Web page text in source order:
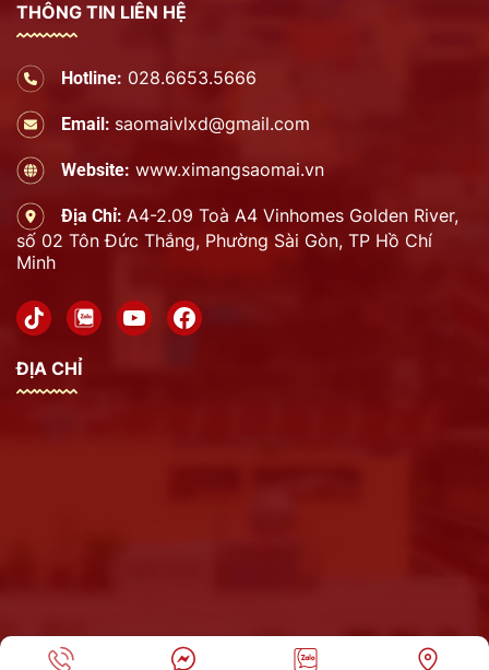
THÔNG TIN LIÊN HỆ
Hotline: 028.6653.5666
Email: saomaivlxd@gmail.com
Website: www.ximangsaomai.vn
Địa Chỉ: A4-2.09 Toà A4 Vinhomes Golden River,
số 02 Tôn Đức Thắng, Phường Sài Gòn, TP Hồ Chí
Minh
ĐỊA CHỈ